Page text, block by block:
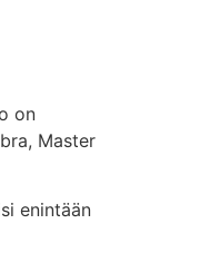
on
Master
enintään